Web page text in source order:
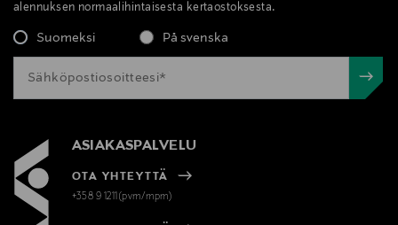
alennuksen normaalihintaisesta kertaostoksesta.
Suomeksi På svenska
ASIAKASPALVELU
OTA YHTEYTTÄ
+358 9 1211(pvm/mpm)